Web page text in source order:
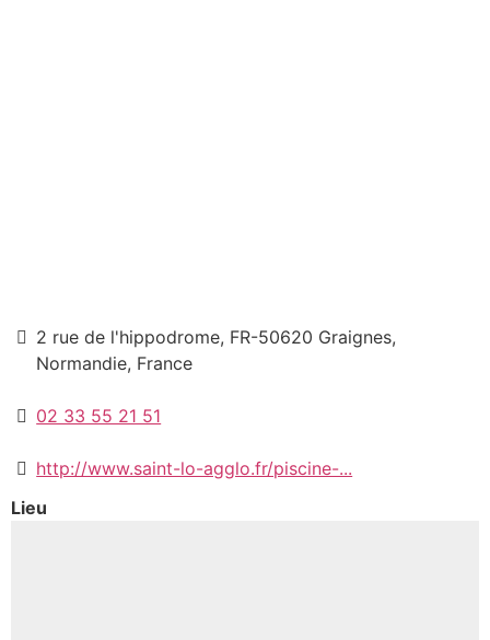
2 rue de l'hippodrome, FR-50620 Graignes,
Normandie, France
02 33 55 21 51
http://www.saint-lo-agglo.fr/piscine-...
Lieu